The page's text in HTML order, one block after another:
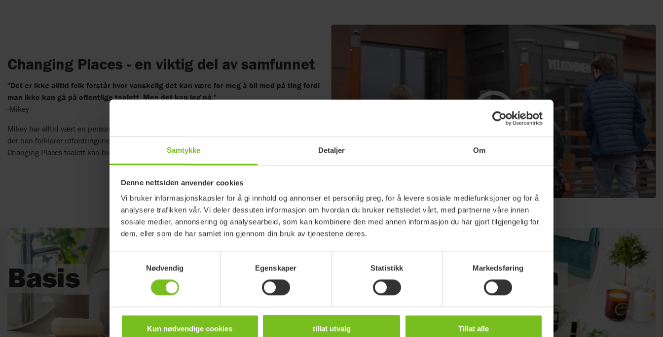
Samtykke Detaljer Om
Denne nettsiden anvender cookies
Vi bruker informasjonskapsler for å gi innhold og annonser et personlig preg, for å levere sosiale mediefunksjoner og for å
analysere trafikken vår. Vi deler dessuten informasjon om hvordan du bruker nettstedet vårt, med partnerne våre innen
sosiale medier, annonsering og analysearbeid, som kan kombinere den med annen informasjon du har gjort tilgjengelig for
dem, eller som de har samlet inn gjennom din bruk av tjenestene deres.
Nødvendig
Egenskaper Statistikk Markedsføring
Kun nødvendige cookies tillat utvalg Tillat alle
Changing Places - en viktig del av samfunnet
"Det er ikke alltid folk forstår hvor vanskelig det kan være for meg å bli med på ting fordi
man ikke kan gå på offentlige toalett. Men det kan jeg nå."
-Mikey
Mikey har alltid vært en person som ønsker å delta på normale aktiviteter i hverdagen. Se filmen
der han forklarer utfordringene mange funksjonsnedsatte møter på i hverdagen, og hva et
Changing Places-toalett kan bidrar til.